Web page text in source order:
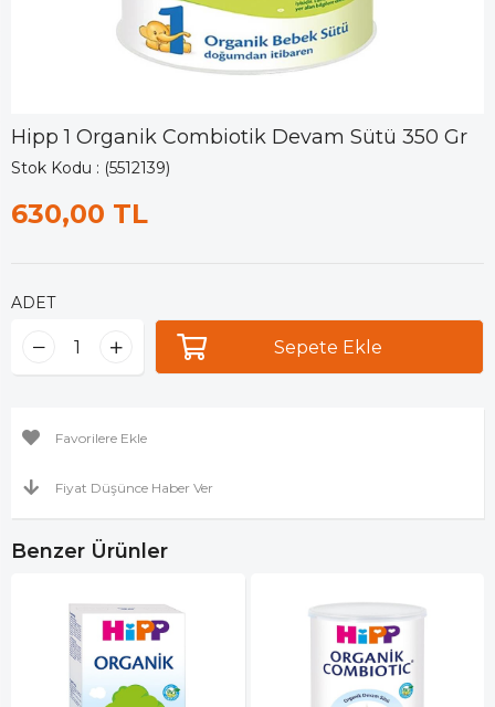
Hipp 1 Organik Combiotik Devam Sütü 350 Gr
Stok Kodu (5512139)
630,00 TL
ADET
Favorilere Ekle
Fiyat Düşünce Haber Ver
Benzer Ürünler